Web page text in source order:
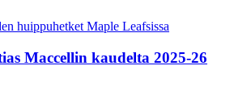
Maccellin kaudelta 2025-26